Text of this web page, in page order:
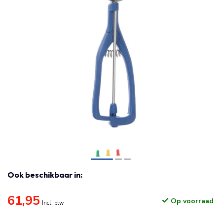
Ook beschikbaar in:
61,95 Incl. btw Op voorraad